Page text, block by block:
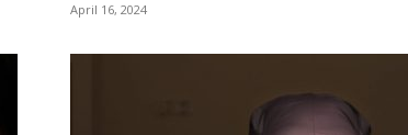
April 16, 2024